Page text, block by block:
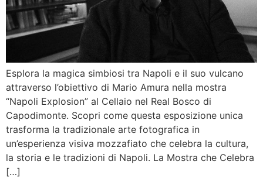
Esplora la magica simbiosi tra Napoli e il suo vulcano
attraverso l’obiettivo di Mario Amura nella mostra
“Napoli Explosion” al Cellaio nel Real Bosco di
Capodimonte. Scopri come questa esposizione unica
trasforma la tradizionale arte fotografica in
un’esperienza visiva mozzafiato che celebra la cultura,
la storia e le tradizioni di Napoli. La Mostra che Celebra
[…]